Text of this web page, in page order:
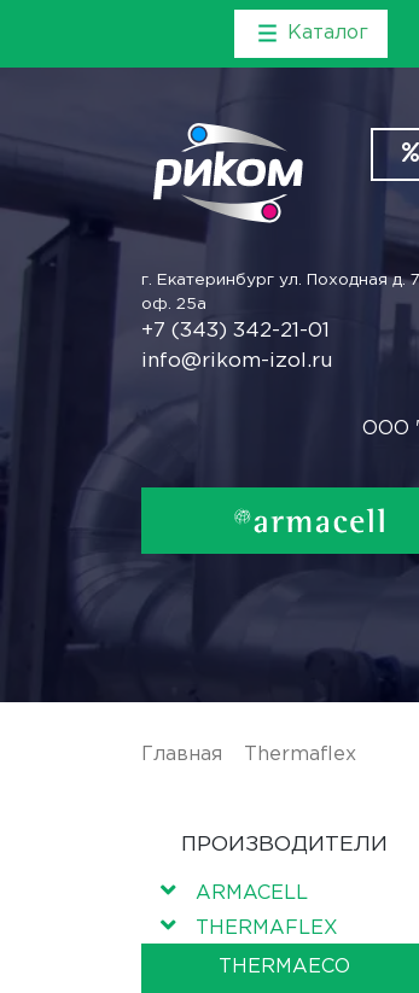
Каталог
г. Екатеринбург ул. Походная д.
оф. 25а
+7 (343) 342-21-01
info@rikom-izol.ru
ООО
Главная Thermaflex
ПРОИЗВОДИТЕЛИ
ARMACELL
THERMAFLEX
THERMAECO